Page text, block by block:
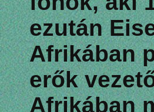
ezután
Afrikában
erők
Afrikában